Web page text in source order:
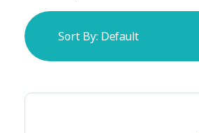
Sort By: Default